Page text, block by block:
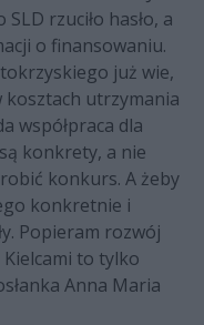
rzuciło hasło, a
o finansowaniu.
już wie,
kosztach utrzymania
współpraca dla
konkrety, a nie
konkurs. A żeby
konkretnie i
Popieram rozwój
Kielcami to tylko
Anna Maria